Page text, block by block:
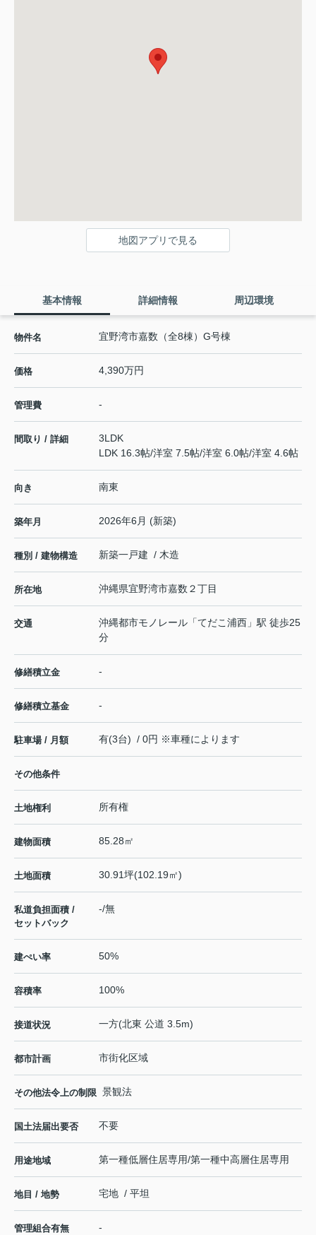
地図アプリで見る
基本情報 詳細情報 周辺環境
物件名 宜野湾市嘉数（全8棟）G号棟
価格 4,390万円
管理費 -
間取り / 詳細
3LDK
LDK 16.3帖/洋室 7.5帖/洋室 6.0帖/洋室 4.6帖
向き 南東
築年月 2026年6月 (新築)
種別 / 建物構造 新築一戸建 / 木造
所在地 沖縄県宜野湾市嘉数 ２丁目
交通 沖縄都市モノレール 「てだこ浦西 」駅 徒歩25
分
修繕積立金 -
修繕積立基金 -
駐車場 / 月額 有(3台) / 0円 ※車種によります
その他条件
土地権利 所有権
建物面積 85.28㎡
土地面積 30.91坪(102.19㎡)
私道負担面積 /
セットバック
-/無
建ぺい率 50%
容積率 100%
接道状況 一方(北東 公道 3.5m)
都市計画 市街化区域
その他法令上の制限 景観法
国土法届出要否 不要
用途地域 第一種低層住居専用/第一種中高層住居専用
地目 / 地勢 宅地 / 平坦
管理組合有無 -